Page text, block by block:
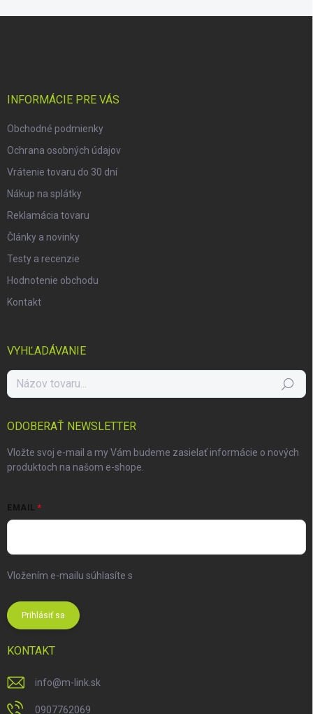
INFORMÁCIE PRE VÁS
Obchodné podmienky
Ochrana osobných údajov
Vrátenie tovaru do 30 dní
Nákup na splátky
Reklamácia tovaru
Články a novinky
Testy a recenzie
Hodnotenie obchodu
Kontakt
VYHĽADÁVANIE
Hľadať
ODOBERAŤ NEWSLETTER
Vložte svoj e-mail a my Vám budeme zasielať informácie o nových
produktoch na našom e-shope.
EMAIL
Vložením e-mailu súhlasíte s
Prihlásiť sa
KONTAKT
info@m-link.sk
0907762069